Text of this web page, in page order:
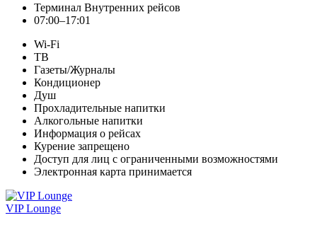
Терминал Внутренних рейсов
07:00–17:01
Wi-Fi
ТВ
Газеты/Журналы
Кондиционер
Душ
Прохладительные напитки
Алкогольные напитки
Информация о рейсах
Курение запрещено
Доступ для лиц с ограниченными возможностями
Электронная карта принимается
VIP Lounge